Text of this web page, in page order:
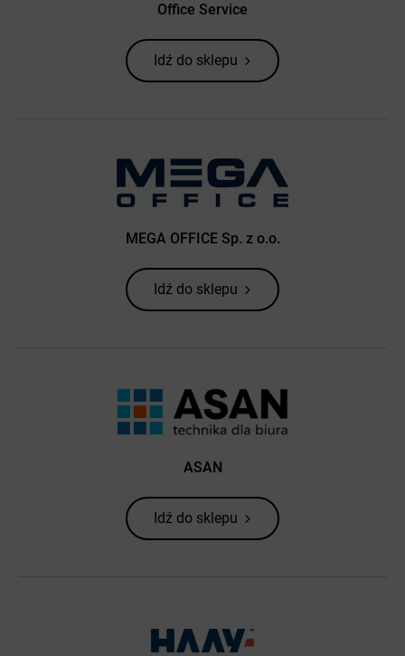
Office Service
Idź do sklepu
MEGA OFFICE Sp. z o.o.
Idź do sklepu
ASAN
Idź do sklepu